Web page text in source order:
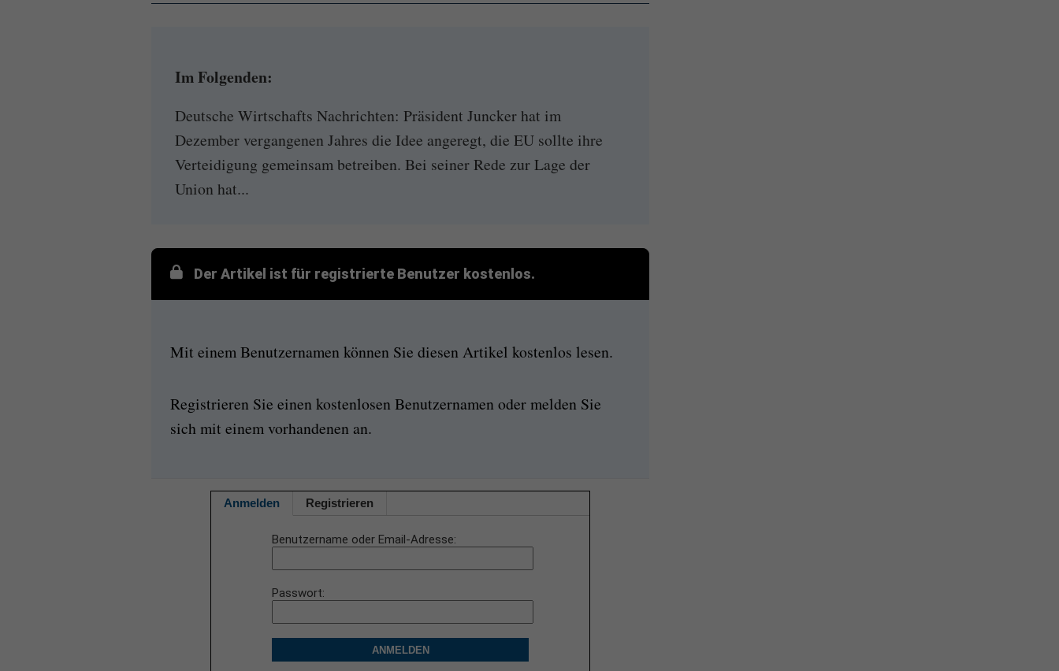
Im Folgenden:
Deutsche Wirtschafts Nachrichten: Präsident Juncker hat im
Dezember vergangenen Jahres die Idee angeregt, die EU sollte ihre
Verteidigung gemeinsam betreiben. Bei seiner Rede zur Lage der
Union hat...
Der Artikel ist für registrierte Benutzer kostenlos.
Mit einem Benutzernamen können Sie diesen Artikel kostenlos lesen.
Registrieren Sie einen kostenlosen Benutzernamen oder melden Sie
sich mit einem vorhandenen an.
Anmelden Registrieren
Benutzername oder Email-Adresse
Passwort
ANMELDEN